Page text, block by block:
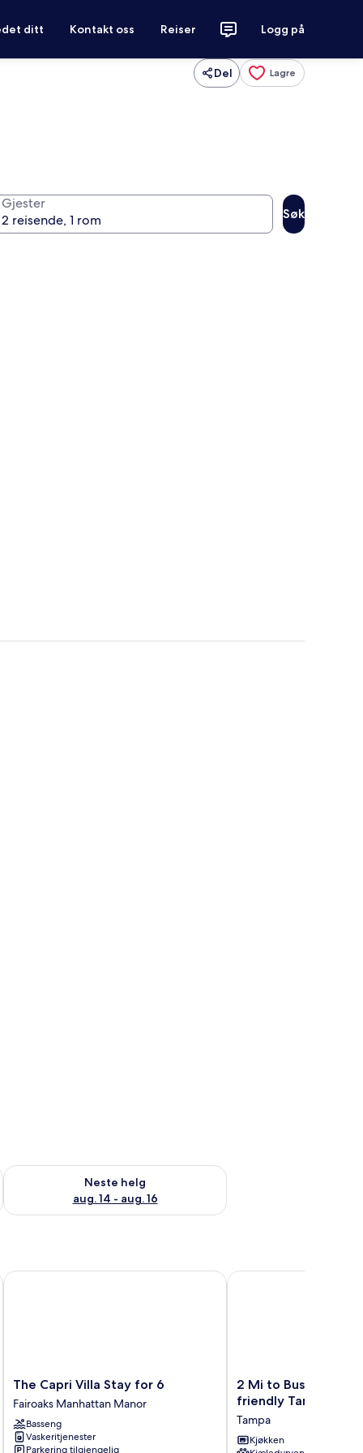
ditt Kontakt oss Reiser Logg på
Del Lagre
Gjester
Søk
7 - aug. 9
Neste helg
aug. 14 - aug. 16
Sjekk tilgjengelighet for neste helg, aug. 14 - aug. 16
The
Capri
Villa
Stay
for
The Capri Villa Stay for 6
Fairoaks Manhattan Manor
Basseng
Vaskeritjenester
Parkering tilgjengelig
The Capri Villa Stay for 6
2
Mi
Busch
Gardens:
2 Mi to Busch
friendly Tampa
Tampa
Kjøkken
2 Mi to Busch